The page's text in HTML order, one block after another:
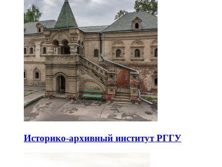
Историко-архивный институт РГГУ